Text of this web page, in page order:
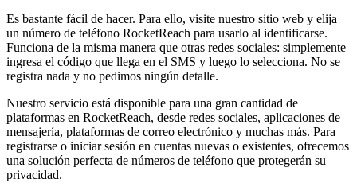
Es bastante fácil de hacer. Para ello, visite nuestro sitio web y elija
un número de teléfono RocketReach para usarlo al identificarse.
Funciona de la misma manera que otras redes sociales: simplemente
ingresa el código que llega en el SMS y luego lo selecciona. No se
registra nada y no pedimos ningún detalle.
Nuestro servicio está disponible para una gran cantidad de
plataformas en RocketReach, desde redes sociales, aplicaciones de
mensajería, plataformas de correo electrónico y muchas más. Para
registrarse o iniciar sesión en cuentas nuevas o existentes, ofrecemos
una solución perfecta de números de teléfono que protegerán su
privacidad.